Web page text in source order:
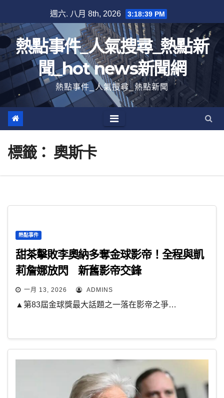
至
內
容
週六. 八月 8th, 2026 3:18:40 PM
熱點事件_人氣搜尋_熱點新
聞_hot news新聞網
熱點事件_人氣搜尋_熱點新聞
標籤： 奧斯卡
熱點事件
甜茶擊敗李奧納多奪金球影帝！全程與凱
莉詹娜放閃 新舊影帝交鋒
一月 13, 2026 ADMINS
▲第83屆金球獎最大話題之一落在影帝之爭…